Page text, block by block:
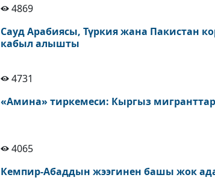
4869
Сауд Арабиясы, Түркия жана Пакистан
кабыл алышты
4731
«Амина» тиркемеси: Кыргыз
4065
Кемпир-Абаддын жээгинен башы жок